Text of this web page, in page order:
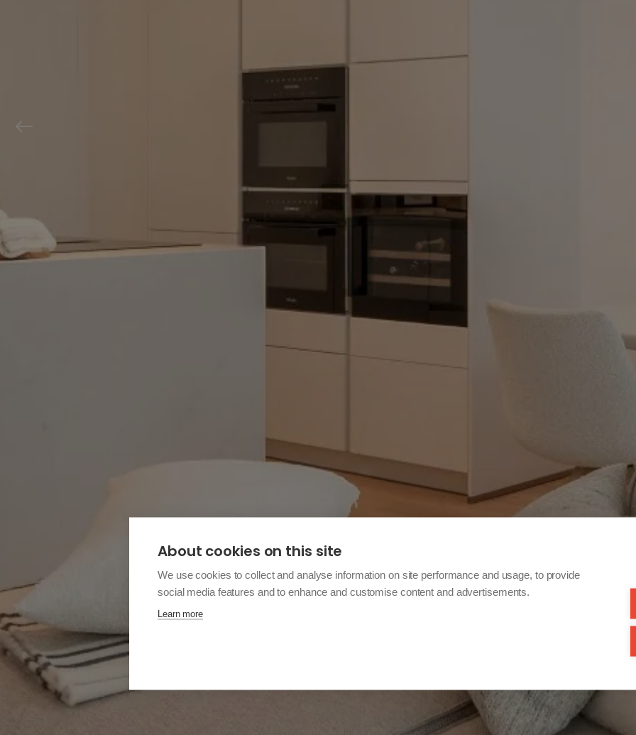
About cookies on this site
We use cookies to collect and analyse information on site performance and usage, to provide
social media features and to enhance and customise content and advertisements.
Learn more